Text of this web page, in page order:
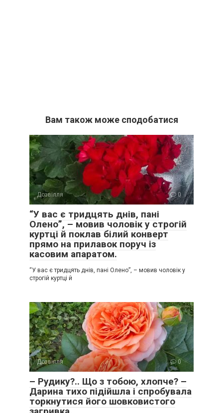
Вам також може сподобатися
Дозвілля 0
“У вас є тридцять днів, пані
Олено”, – мовив чоловік у строгій
куртці й поклав білий конверт
прямо на прилавок поруч із
касовим апаратом.
“У вас є тридцять днів, пані Олено”, – мовив чоловік у
строгій куртці й
Дозвілля 0
– Рудику?.. Що з тобою, хлопче? –
Дарина тихо підійшла і спробувала
торкнутися його шовковистого